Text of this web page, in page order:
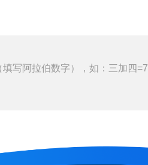
写阿拉伯数字），如：三加四=7